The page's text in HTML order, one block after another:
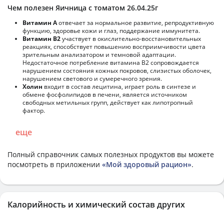
Чем полезен Яичница с томатом 26.04.25г
Витамин Аотвечает за нормальное развитие, репродуктивную
функцию, здоровье кожи и глаз, поддержание иммунитета.
Витамин В2участвует в окислительно-восстановительных
реакциях, способствует повышению восприимчивости цвета
зрительным анализатором и темновой адаптации.
Недостаточное потребление витамина В2 сопровождается
нарушением состояния кожных покровов, слизистых оболочек,
нарушением светового и сумеречного зрения.
Холин входит в состав лецитина, играет роль в синтезе и
обмене фосфолипидов в печени, является источником
свободных метильных групп, действует как липотропный
фактор.
еще
Полный справочник самых полезных продуктов вы можете
посмотреть в приложении «Мой здоровый рацион».
Калорийность и химический состав других